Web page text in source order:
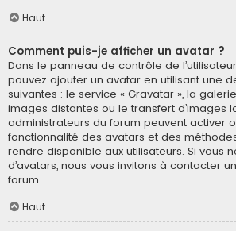
Haut
Comment puis-je afficher un avatar ?
Dans le panneau de contrôle de
pouvez ajouter un avatar en utilisant une
suivantes : le service « Gravatar », la
images distantes ou le transfert d’images
administrateurs du forum peuvent activer
fonctionnalité des avatars et des
rendre disponible aux utilisateurs. Si vous
d’avatars, nous vous invitons à contacter
forum.
Haut